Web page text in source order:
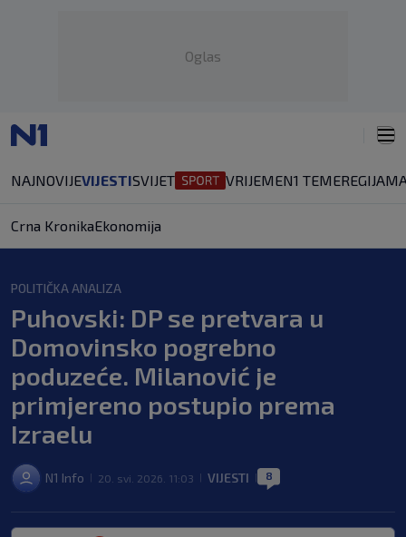
Oglas
NAJNOVIJEVIJESTISVIJET VRIJEMEN1 TEMEREGIJA
Crna KronikaEkonomija
POLITIČKA ANALIZA
Puhovski: DP se pretvara u
Domovinsko pogrebno
poduzeće. Milanović je
primjereno postupio prema
Izraelu
N1 Info 20. svi. 2026. 11:03 VIJESTI 8